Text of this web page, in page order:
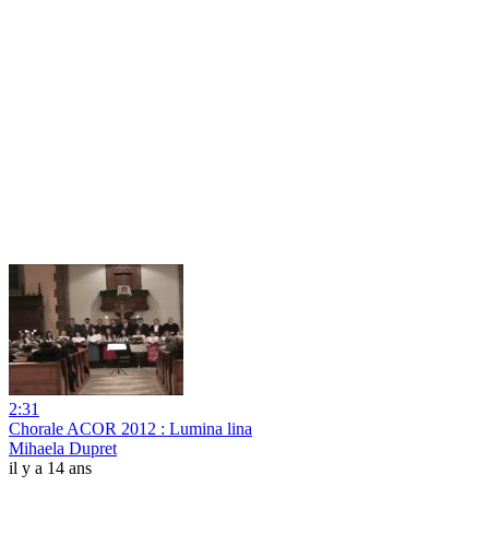
2:31
Chorale ACOR 2012 : Lumina lina
Mihaela Dupret
il y a 14 ans